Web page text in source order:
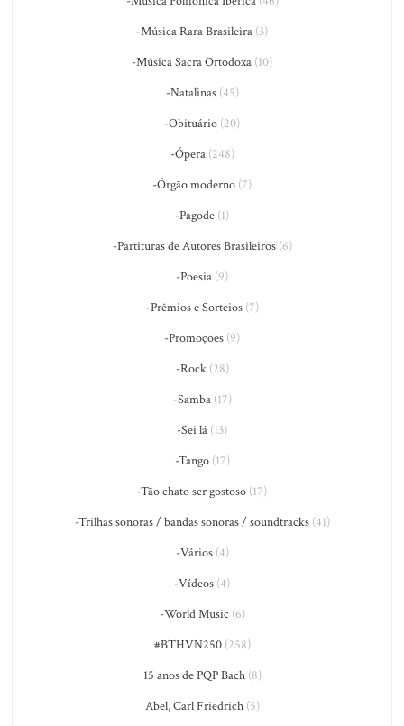
-Música Rara Brasileira (3)
-Música Sacra Ortodoxa (10)
-Natalinas(45)
-Obituário (20)
-Ópera(248)
-Órgão moderno (7)
-Pagode (1)
-Partituras de Autores Brasileiros(6)
-Poesia (9)
-Prêmios e Sorteios(7)
-Promoções (9)
-Rock(28)
-Samba(17)
-Sei lá (13)
-Tango(17)
-Tão chato ser gostoso (17)
-Trilhas sonoras / bandas sonoras / soundtracks(41)
-Vários(4)
-Vídeos (4)
-World Music (6)
#BTHVN250(258)
15 anos de PQP Bach(8)
Abel, Carl Friedrich(5)